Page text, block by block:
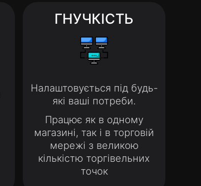
ГНУЧКІСТЬ
Налаштовується під будь-
які ваші потреби.
Працює як в одному
магазині, так і в торговій
мережі з великою
кількістю торгівельних
точок